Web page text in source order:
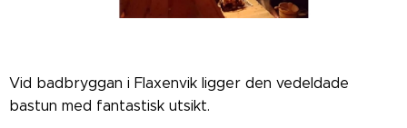
Vid badbryggan i Flaxenvik ligger den vedeldade
bastun med fantastisk utsikt.